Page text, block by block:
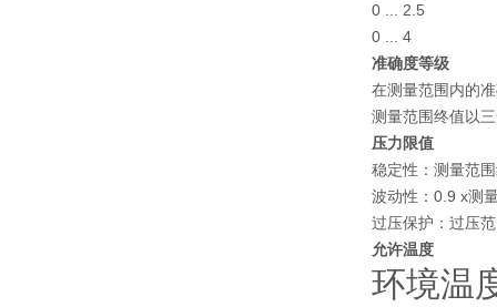
0 ...
0 ...
准确度等级
在测量范围内的
测量范围终值以
压力限值
稳定性：测量范
波动性：0.9 x测
过压保护：过压
允许温度
环境温